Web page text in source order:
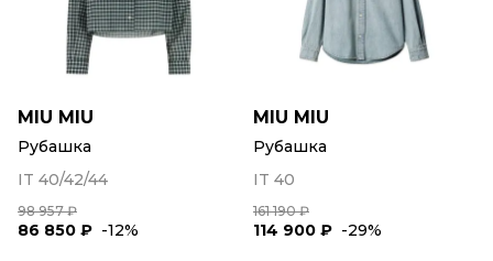
MIU MIU
Рубашка
IT 40/42/44
98 957 ₽
86 850 ₽ -12%
MIU MIU
Рубашка
IT 40
161 190 ₽
114 900 ₽ -29%